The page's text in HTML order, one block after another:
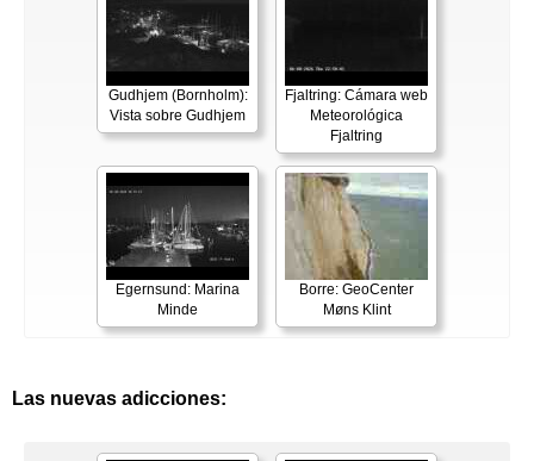
Gudhjem (Bornholm):
Vista sobre Gudhjem
Fjaltring: Cámara web
Meteorológica
Fjaltring
Egernsund: Marina
Minde
Borre: GeoCenter
Møns Klint
Las nuevas adicciones: